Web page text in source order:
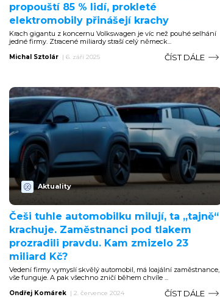
propouští 85 % lidí, prokleté
elektromobily přinášejí krachy
Krach gigantu z koncernu Volkswagen je víc než pouhé selhání
jedné firmy. Ztracené miliardy straší celý německ...
Michal Sztolár | 6. září 2025 ČÍST DÁLE
Aktuality
Češi tuhle automobilku milují, ta „tajně“
krachuje. Zaměstnanci pod tlakem
prozradili pravdu. Kam zmizelo 23
miliard Kč?
Vedení firmy vymyslí skvělý automobil, má loajální zaměstnance,
vše funguje. A pak všechno zničí během chvíle ...
Ondřej Komárek | 2. července 2024 ČÍST DÁLE